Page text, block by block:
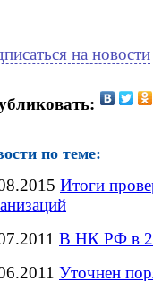
на новости
по теме:
Итоги
В НК РФ в
Уточнен